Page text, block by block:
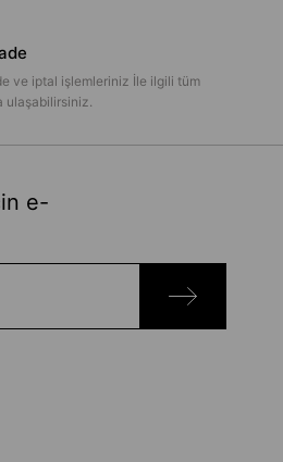
ve iptal işlemleriniz İle ilgili tüm
ulaşabilirsiniz.
e-